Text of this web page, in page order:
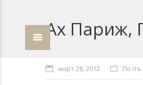
Ах Париж,
март 28, 2012 По